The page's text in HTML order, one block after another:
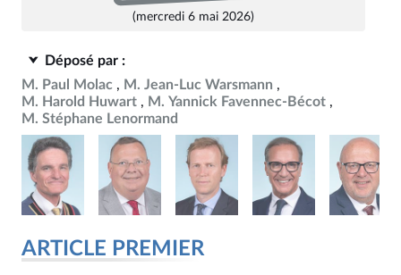
(mercredi 6 mai 2026)
Déposé par :
M. Paul Molac
M. Jean-Luc Warsmann
M. Harold Huwart
M. Yannick Favennec-Bécot
M. Stéphane Lenormand
ARTICLE PREMIER